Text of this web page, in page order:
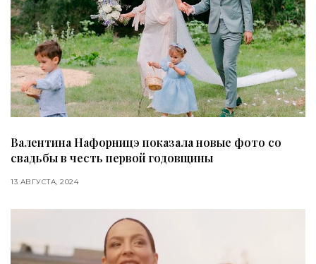
Валентина Нафорницэ показала новые фото со
свадьбы в честь первой годовщины
13 АВГУСТА, 2024